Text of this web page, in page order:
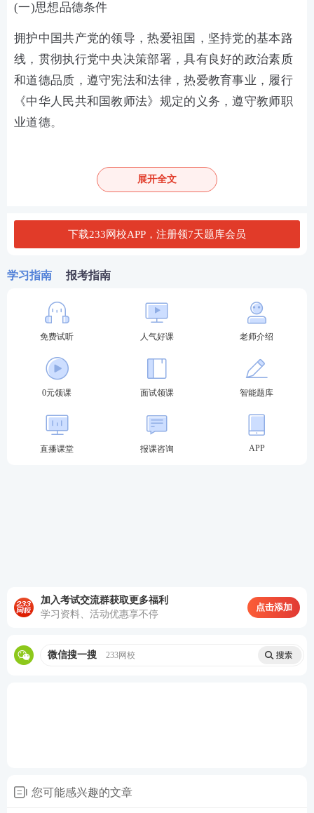
(一)思想品德条件
拥护中国共产党的领导，热爱祖国，坚持党的基本路
线，贯彻执行党中央决策部署，具有良好的政治素质
和道德品质，遵守宪法和法律，热爱教育事业，履行
《中华人民共和国教师法》规定的义务，遵守教师职
业道德。
按照《内蒙古自治区关于贯彻教育部〈教师资格条
历执行。
范专业毕业生，且为首次申请认定中小学教师资格。
2.通过国家中小学教师资格考试， 面试均合
格，取得《中小学教师资格考试合格证明》且在有效
期内;或者根据教育类研究生和师范生免试认定中小学
范生教师职业能力证书》且在有效期内。
3.内蒙古自治区全日制高等院校2021-2023届师范专业
(四)普通话水平条件
按照《内蒙古自治区实施〈中华人民共和国国家通用
语言文字法〉办法》第十九条第(二)款规定执行。
通知》，经教师资格认定机构指定的县级以上医院体
展开全文
下载233网校APP，注册领7天题库会员
学习指南 报考指南
免费试听 人气好课 老师介绍
0元领课 面试领课 智能题库
直播课堂 报课咨询 APP
加入考试交流群获取更多福利
学习资料、活动优惠享不停
点击添加
微信搜一搜 233网校
您可能感兴趣的文章